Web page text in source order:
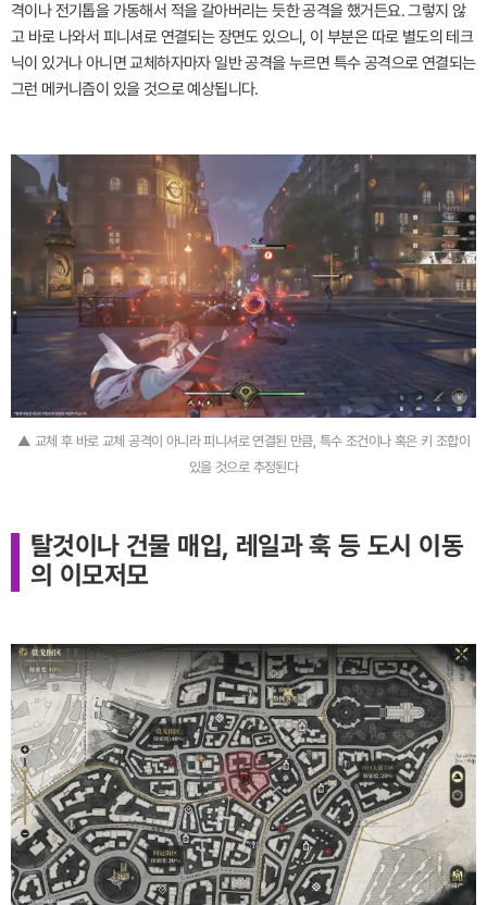
격이나 전기톱을 가동해서 적을 갈아버리는 듯한 공격을 했거든요. 그렇지 않
고 바로 나와서 피니셔로 연결되는 장면도 있으니, 이 부분은 따로 별도의 테크
닉이 있거나 아니면 교체하자마자 일반 공격을 누르면 특수 공격으로 연결되는
그런 메커니즘이 있을 것으로 예상됩니다.
▲ 교체 후 바로 교체 공격이 아니라 피니셔로 연결된 만큼, 특수 조건이나 혹은 키 조합이
있을 것으로 추정된다
탈것이나 건물 매입, 레일과 훅 등 도시 이동
의 이모저모